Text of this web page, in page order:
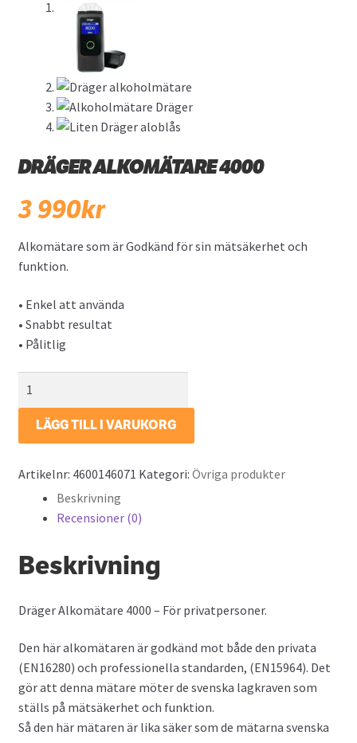
Övriga produkter
DRÄGER ALKOMÄTARE 4000
3 990kr
Alkomätare som är Godkänd för sin mätsäkerhet och
funktion.
• Enkel att använda
• Snabbt resultat
• Pålitlig
4000
mängd
LÄGG TILL I VARUKORG
Artikelnr: 4600146071 Kategori: Övriga produkter
Beskrivning
Recensioner (0)
Beskrivning
Dräger Alkomätare 4000 – För privatpersoner.
Den här alkomätaren är godkänd mot både den privata
(EN16280) och professionella standarden, (EN15964). Det
gör att denna mätare möter de svenska lagkraven som
ställs på mätsäkerhet och funktion.
Så den här mätaren är lika säker som de mätarna svenska